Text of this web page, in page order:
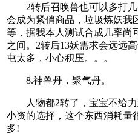
2转后召唤兽也可以多打几
会成为紧俏商品，垃圾炼妖我
等，据我本人测试合成几率尚
之间。2转后13妖需求会远远
屯太多，小心积压。。。
8.神兽丹，聚气丹。
人物都2转了，宝宝不给力
小资的选择，这个东西消耗量
多!